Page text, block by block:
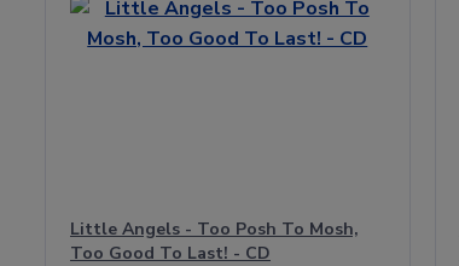
Little Angels - Too Posh To Mosh,
Too Good To Last! - CD